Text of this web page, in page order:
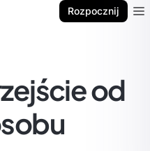
Rozpocznij
od